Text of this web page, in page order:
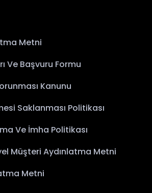
Metni
Ve Başvuru Formu
Kanunu
Saklanması Politikası
Ve İmha Politikası
Müşteri Aydınlatma Metni
Metni